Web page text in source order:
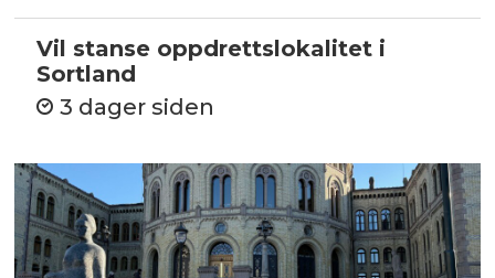
Vil stanse oppdrettslokalitet i
Sortland
3 dager siden